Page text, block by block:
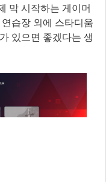
막 시작하는 게이머
습장 외에 스타디움
있으면 좋겠다는 생